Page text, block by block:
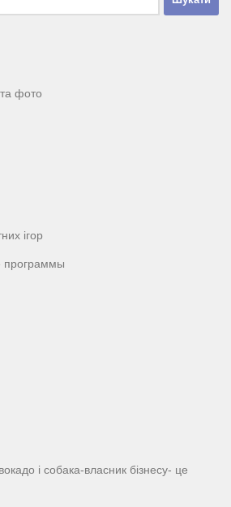
фото
ігор
программы
і собака-власник бізнесу- це